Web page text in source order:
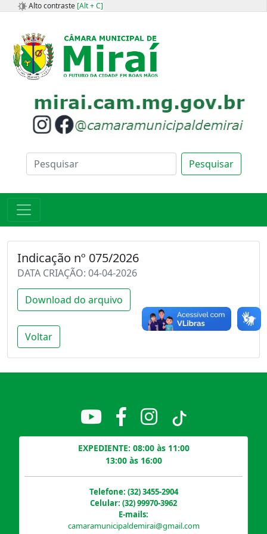
Alto contraste [Alt + C]
Pesquisar
Indicação nº 075/2026
DATA CRIAÇÃO: 04-04-2026
Download do arquivo
Voltar
EXPEDIENTE: 08:00 às 11:00
13:00 às 16:00
Telefone: (32) 3455-2904
Celular: (32) 99970-3962
E-mails:
camaramunicipaldemirai@gmail.com